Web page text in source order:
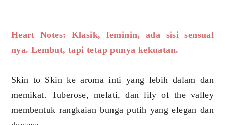
Heart Notes: Klasik, feminin, ada sisi sensual
nya. Lembut, tapi tetap punya kekuatan.
Skin to Skin ke aroma inti yang lebih dalam dan
memikat. Tuberose, melati, dan lily of the valley
membentuk rangkaian bunga putih yang elegan dan